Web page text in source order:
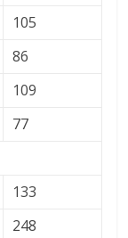
105
86
109
77
133
248